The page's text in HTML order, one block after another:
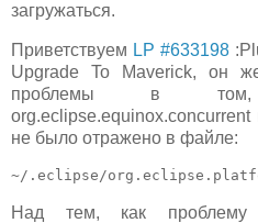
загружаться.
Приветствуем LP #633198
Upgrade To Maverick, он
проблемы в
не было отражено в файле:
~/.eclipse/
Над тем, как проблему